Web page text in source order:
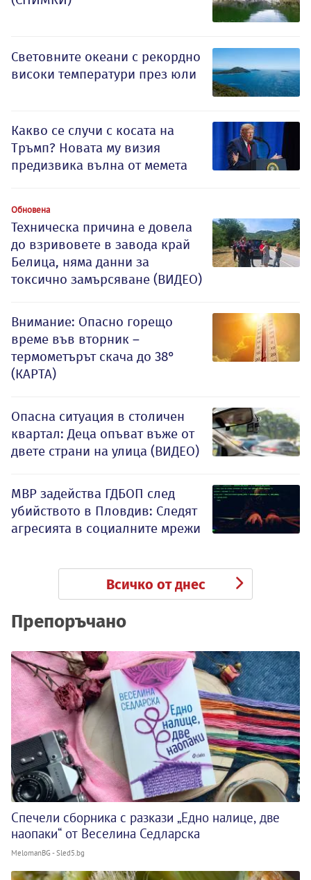
Световните океани с рекордно
високи температури през юли
Какво се случи с косата на
Тръмп? Новата му визия
предизвика вълна от мемета
Обновена
Техническа причина е довела
до взривовете в завода край
Белица, няма данни за
токсично замърсяване (ВИДЕО)
Внимание: Опасно горещо
време във вторник –
термометърът скача до 38°
(КАРТА)
Опасна ситуация в столичен
квартал: Деца опъват въже от
двете страни на улица (ВИДЕО)
МВР задейства ГДБОП след
убийството в Пловдив: Следят
агресията в социалните мрежи
Всичко от днес
Препоръчано
Спечели сборника с разкази „Едно налице, две
наопаки“ от Веселина Седларска
MelomanBG - Sled5.bg